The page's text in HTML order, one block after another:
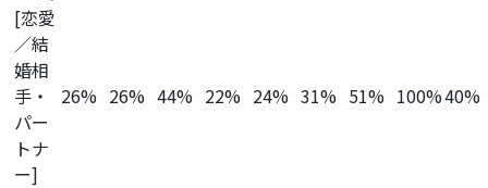
[恋愛
／結
婚相
手・
パー
トナ
ー]
26% 26% 44% 22% 24% 31% 51% 100%40%